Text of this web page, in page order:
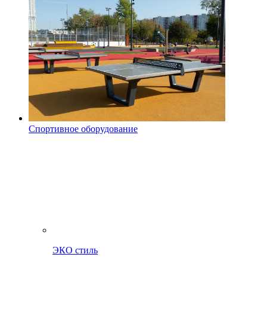
Спортивное оборудование
ЭКО стиль